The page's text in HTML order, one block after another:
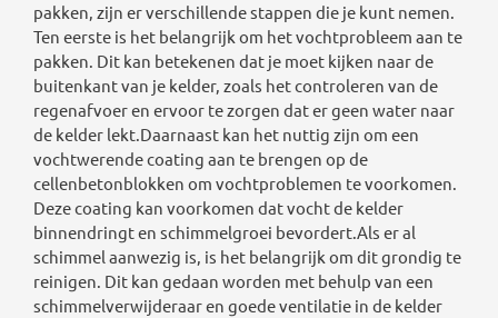
pakken, zijn er verschillende stappen die je kunt nemen.
Ten eerste is het belangrijk om het vochtprobleem aan te
pakken. Dit kan betekenen dat je moet kijken naar de
buitenkant van je kelder, zoals het controleren van de
regenafvoer en ervoor te zorgen dat er geen water naar
de kelder lekt.Daarnaast kan het nuttig zijn om een
vochtwerende coating aan te brengen op de
cellenbetonblokken om vochtproblemen te voorkomen.
Deze coating kan voorkomen dat vocht de kelder
binnendringt en schimmelgroei bevordert.Als er al
schimmel aanwezig is, is het belangrijk om dit grondig te
reinigen. Dit kan gedaan worden met behulp van een
schimmelverwijderaar en goede ventilatie in de kelder